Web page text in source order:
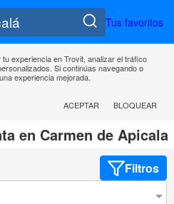
Tus favoritos
experiencia en Trovit, analizar el tráfico
Si continúas navegando o
experiencia mejorada.
ACEPTAR
BLOQUEAR
en Carmen de Apicala
Filtros